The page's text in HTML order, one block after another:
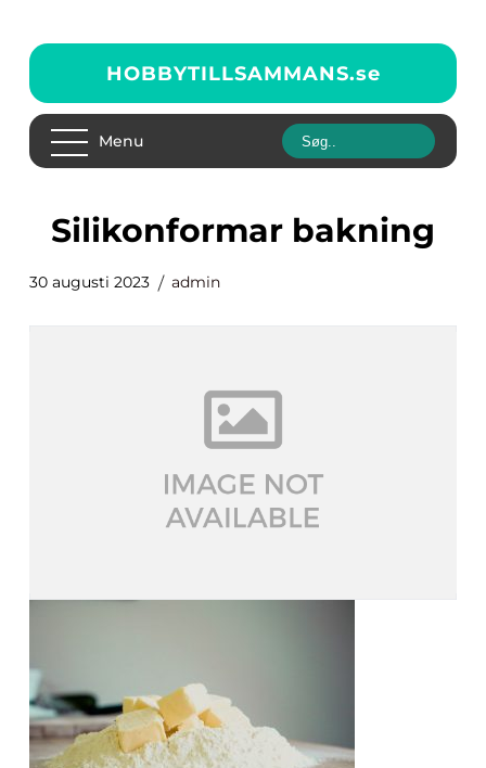
HOBBYTILLSAMMANS.se
Menu
silikonformar bakning
30 augusti 2023 admin